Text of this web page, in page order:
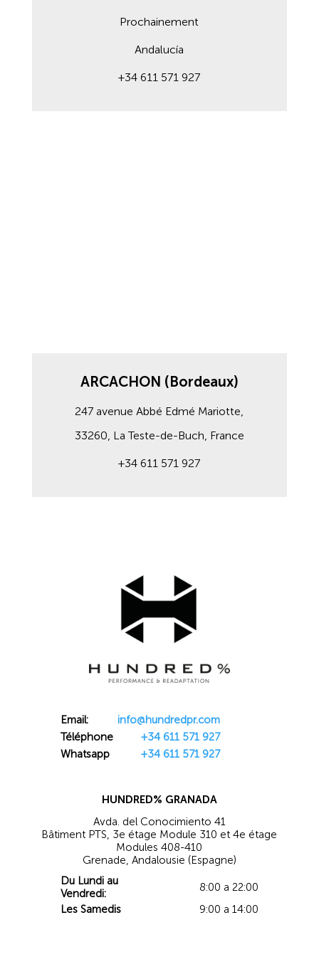
Prochainement
Andalucía
+34 611 571 927
ARCACHON (Bordeaux)
247 avenue Abbé Edmé Mariotte,
33260, La Teste-de-Buch, France
+34 611 571 927
Email:
info@hundredpr.com
Téléphone
+34 611 571 927
Whatsapp
+34 611 571 927
HUNDRED% GRANADA
Avda. del Conocimiento 41
Bâtiment PTS, 3e étage Module 310 et 4e étage
Modules 408-410
Grenade, Andalousie (Espagne)
Du Lundi au
Vendredi:
8:00 a 22:00
Les Samedis
9:00 a 14:00